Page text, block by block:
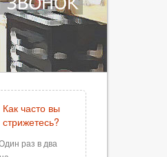
Как часто вы
стрижетесь?
раз в два